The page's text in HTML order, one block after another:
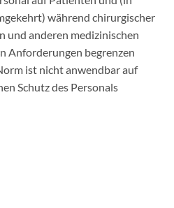
während chirurgischer
und anderen medizinischen
Anforderungen begrenzen
ist nicht anwendbar auf
Schutz des Personals